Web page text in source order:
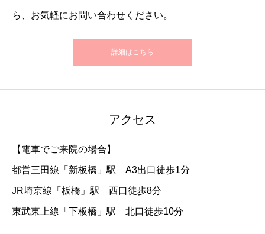
ら、お気軽にお問い合わせください。
詳細はこちら
アクセス
【電車でご来院の場合】
都営三田線「新板橋」駅 A3出口徒歩1分
JR埼京線「板橋」駅 西口徒歩8分
東武東上線「下板橋」駅 北口徒歩10分